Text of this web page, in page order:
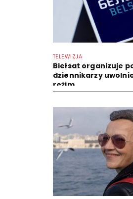
TELEWIZJA
Biełsat organizuje
dziennikarzy
reżim